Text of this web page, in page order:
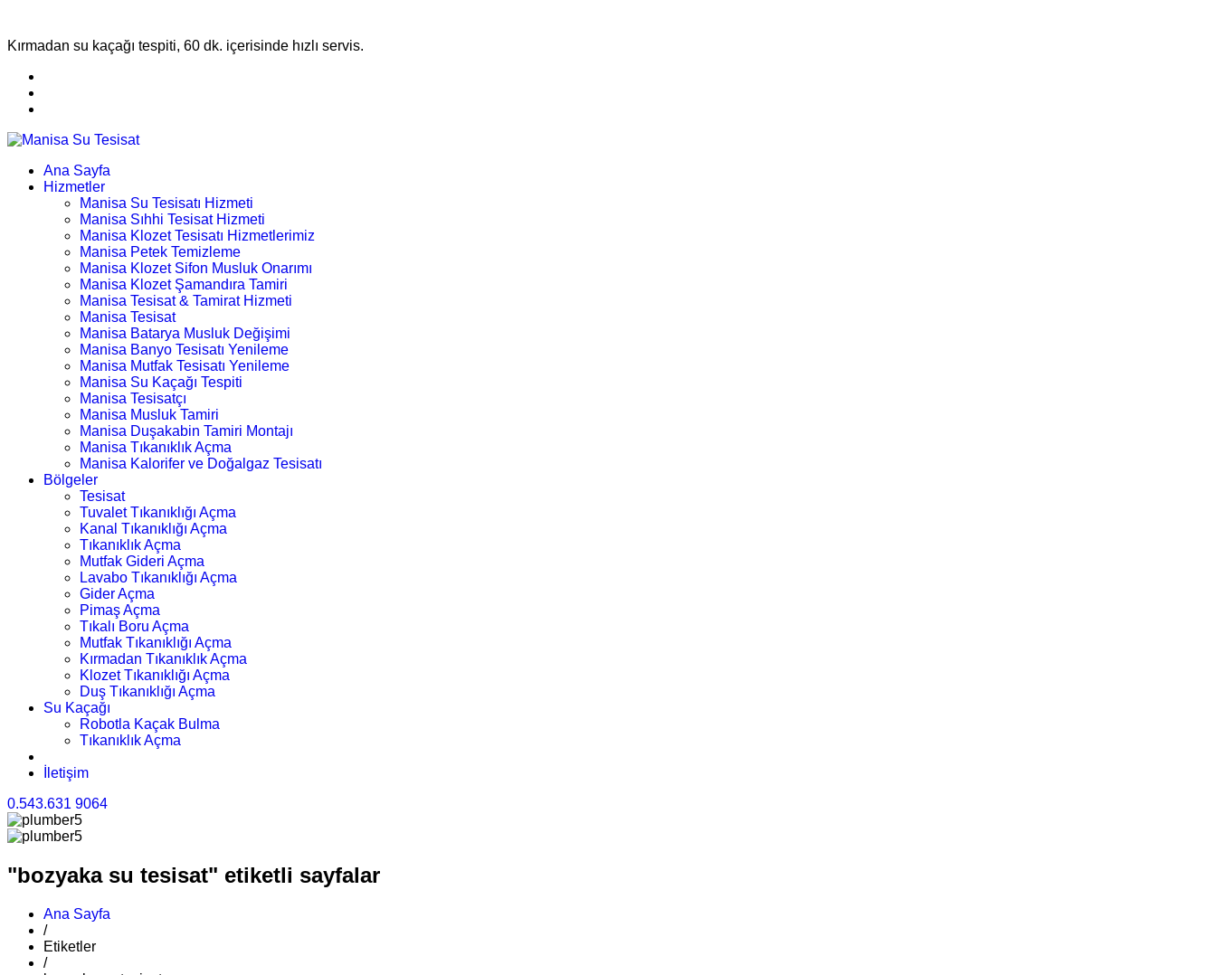
Kırmadan su kaçağı tespiti, 60 dk. içerisinde hızlı servis.
Ana Sayfa
Hizmetler
Manisa Su Tesisatı Hizmeti
Manisa Sıhhi Tesisat Hizmeti
Manisa Klozet Tesisatı Hizmetlerimiz
Manisa Petek Temizleme
Manisa Klozet Sifon Musluk Onarımı
Manisa Klozet Şamandıra Tamiri
Manisa Tesisat & Tamirat Hizmeti
Manisa Tesisat
Manisa Batarya Musluk Değişimi
Manisa Banyo Tesisatı Yenileme
Manisa Mutfak Tesisatı Yenileme
Manisa Su Kaçağı Tespiti
Manisa Tesisatçı
Manisa Musluk Tamiri
Manisa Duşakabin Tamiri Montajı
Manisa Tıkanıklık Açma
Manisa Kalorifer ve Doğalgaz Tesisatı
Bölgeler
Tesisat
Tuvalet Tıkanıklığı Açma
Kanal Tıkanıklığı Açma
Tıkanıklık Açma
Mutfak Gideri Açma
Lavabo Tıkanıklığı Açma
Gider Açma
Pimaş Açma
Tıkalı Boru Açma
Mutfak Tıkanıklığı Açma
Kırmadan Tıkanıklık Açma
Klozet Tıkanıklığı Açma
Duş Tıkanıklığı Açma
Su Kaçağı
Robotla Kaçak Bulma
Tıkanıklık Açma
İletişim
0.543.631 9064
"bozyaka su tesisat" etiketli sayfalar
Ana Sayfa
/
Etiketler
/